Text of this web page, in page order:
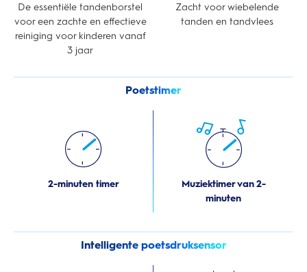
De essentiële tandenborstel
voor een zachte en effectieve
reiniging voor kinderen vanaf
3 jaar
Zacht voor wiebelende
tanden en tandvlees
Poetstimer
2-minuten timer
Muziektimer van 2-
minuten
Intelligente poetsdruksensor